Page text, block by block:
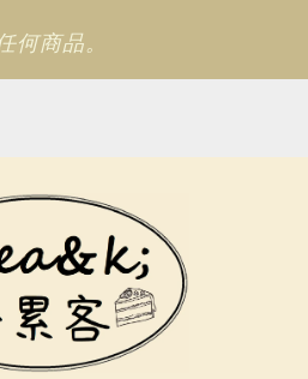
何商品。